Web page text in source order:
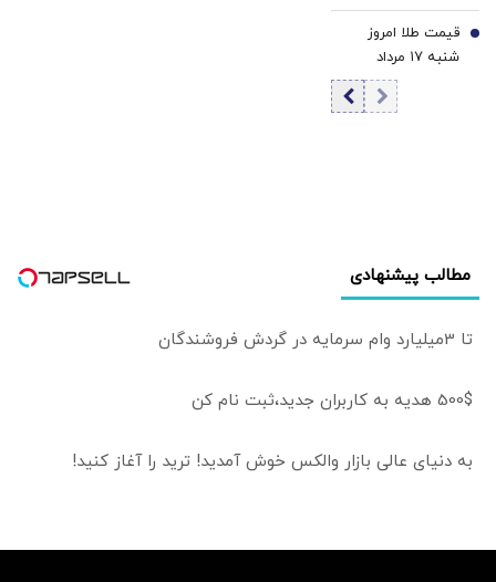
امروز شنبه ۱۷ مرداد
۱۴۰۵/ افزایش
قیمت سکه
قیمت طلا امروز
شنبه ۱۷ مرداد
۱۴۰۵/ افزایش
7
مطالب پیشنهادی
تا 3میلیارد وام سرمایه در گردش فروشندگان
500$ هدیه به کاربران جدید،ثبت نام کن
به دنیای عالی بازار والکس خوش آمدید! ترید را آغاز کنید!